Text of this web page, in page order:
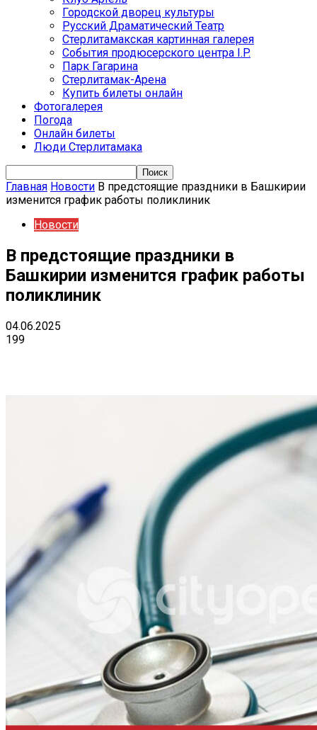
Городской дворец культуры
Русский Драматический Театр
Стерлитамакская картинная галерея
События продюсерского центра I.P.
Парк Гагарина
Стерлитамак-Арена
Купить билеты онлайн
Фотогалерея
Погода
Онлайн билеты
Люди Стерлитамака
Главная Новости В предстоящие праздники в Башкирии
изменится график работы поликлиник
Новости
В предстоящие праздники в
Башкирии изменится график работы
поликлиник
04.06.2025
199